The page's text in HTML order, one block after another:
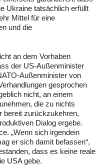
Ukraine tatsächlich erfüllt
Mittel für eine
und die
an dem Vorhaben
der US-Außenminister
Außenminister von
gesprochen
nicht, an einem
die zu nichts
bereit zurückzukehren,
Dialog ergebe.
„Wenn sich irgendein
er sich damit befassen“,
dass es keine reale
USA gebe.